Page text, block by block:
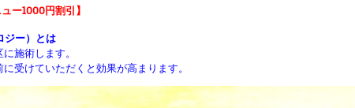
ー1000円割引】
ジー）とは
施術します。
受けていただくと効果が高まります。